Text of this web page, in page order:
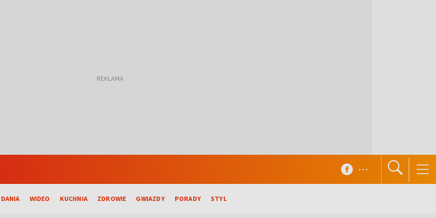
WIDEO KUCHNIA ZDROWIE GWIAZDY PORADY STYL
...